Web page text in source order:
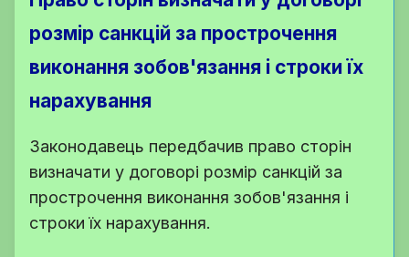
розмір санкцій за прострочення
виконання зобов'язання і строки їх
нарахування
Законодавець передбачив право сторін
визначати у договорі розмір санкцій за
прострочення виконання зобов'язання і
строки їх нарахування.